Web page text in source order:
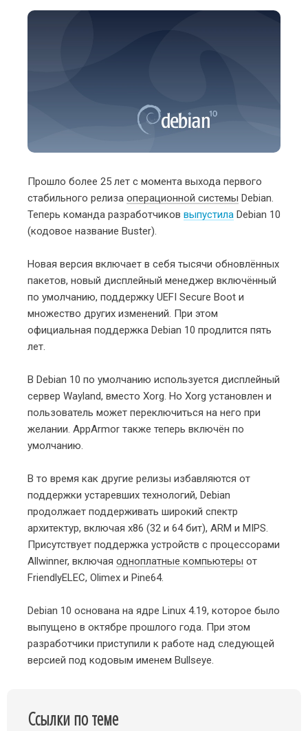
Прошло более 25 лет с момента выхода первого
стабильного релиза операционной системы Debian.
Теперь команда разработчиков выпустила Debian 10
(кодовое название Buster).
Новая версия включает в себя тысячи обновлённых
пакетов, новый дисплейный менеджер включённый
по умолчанию, поддержку UEFI Secure Boot и
множество других изменений. При этом
официальная поддержка Debian 10 продлится пять
лет.
В Debian 10 по умолчанию используется дисплейный
сервер Wayland, вместо Xorg. Но Xorg установлен и
пользователь может переключиться на него при
желании. AppArmor также теперь включён по
умолчанию.
В то время как другие релизы избавляются от
поддержки устаревших технологий, Debian
продолжает поддерживать широкий спектр
архитектур, включая x86 (32 и 64 бит), ARM и MIPS.
Присутствует поддержка устройств с процессорами
Allwinner, включая одноплатные компьютеры от
FriendlyELEC, Olimex и Pine64.
Debian 10 основана на ядре Linux 4.19, которое было
выпущено в октябре прошлого года. При этом
разработчики приступили к работе над следующей
версией под кодовым именем Bullseye.
Ссылки по теме